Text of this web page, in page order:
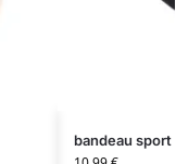
bandeau